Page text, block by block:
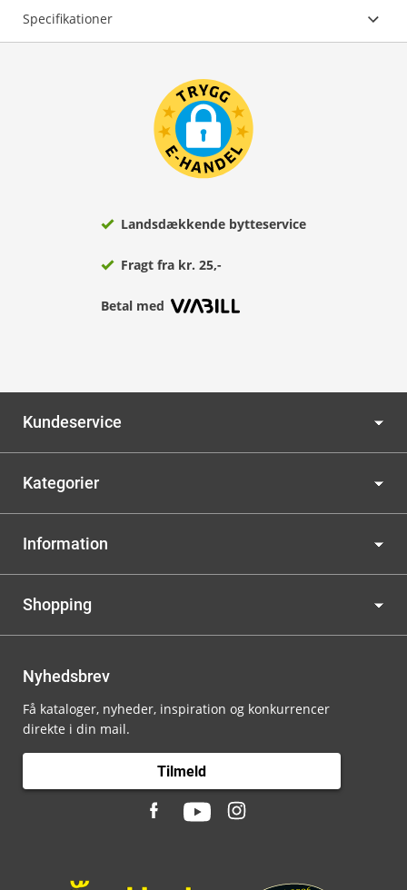
Specifikationer
Landsdækkende bytteservice
Fragt fra kr. 25,-
Betal med
Kundeservice
Kategorier
Information
Shopping
Nyhedsbrev
Få kataloger, nyheder, inspiration og konkurrencer
direkte i din mail.
Tilmeld